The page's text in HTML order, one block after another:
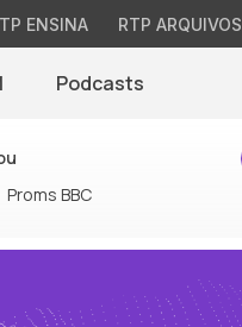
ENSINA RTP ARQUIVOS
Podcasts
Proms BBC